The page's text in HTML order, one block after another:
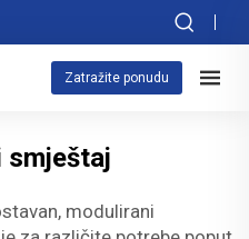
Zatražite ponudu
smještaj
modulirani